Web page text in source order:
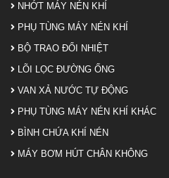
NHỚT MÁY NÉN KHÍ
PHỤ TÙNG MÁY NÉN KHÍ
BỘ TRAO ĐỔI NHIỆT
LÕI LỌC ĐƯỜNG ỐNG
VAN XẢ NƯỚC TỰ ĐỘNG
PHỤ TÙNG MÁY NÉN KHÍ KHÁC
BÌNH CHỨA KHÍ NÉN
MÁY BƠM HÚT CHÂN KHÔNG